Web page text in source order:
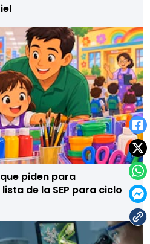
piden para
de la SEP para ciclo